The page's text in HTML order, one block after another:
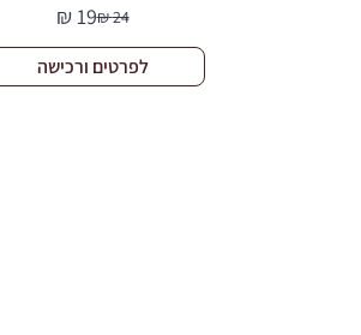
24
₪המחיר
המקורי
היה:
19
₪
המחיר
הנוכחי
הוא:
לפרטים ורכישה